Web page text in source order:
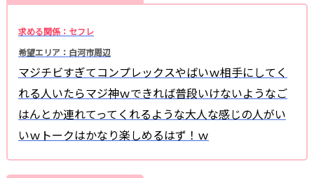
求める関係：セフレ
希望エリア：白河市周辺
マジチビすぎてコンプレックスやばいｗ相手にしてく
れる人いたらマジ神ｗできれば普段いけないようなご
はんとか連れてってくれるような大人な感じの人がい
いｗトークはかなり楽しめるはず！ｗ